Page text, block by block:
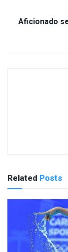
Aficionado
Related Posts